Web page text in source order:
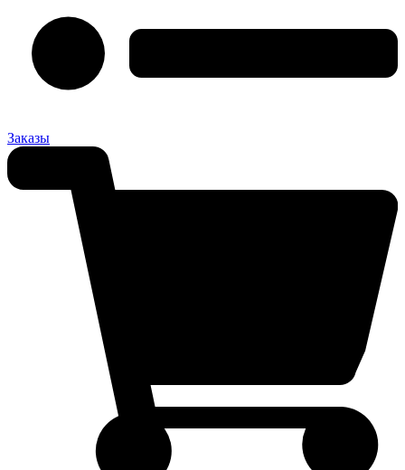
Заказы